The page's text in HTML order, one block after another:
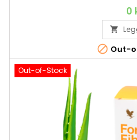
0

 Out-
Out-of-Stock